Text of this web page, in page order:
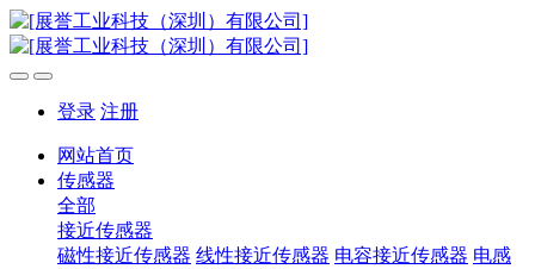
登录 注册
网站首页
传感器
全部
接近传感器
磁性接近传感器 线性接近传感器 电容接近传感器 电感